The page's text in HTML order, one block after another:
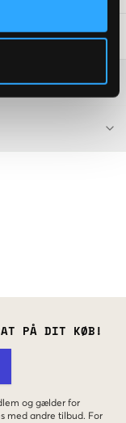
PÅ DIT KØB!
og gælder for
med andre tilbud. For